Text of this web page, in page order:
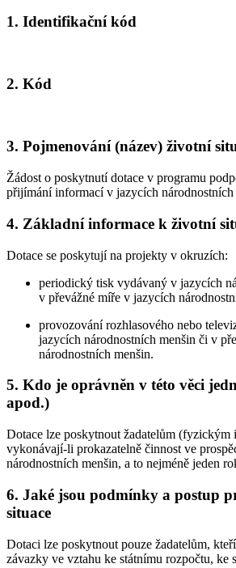
1. Identifikační kód
2. Kód
3. Pojmenování (název) životní
Žádost o poskytnutí dotace v programu
přijímání informací v jazycích národnostních
4. Základní informace k životní
Dotace se poskytují na projekty v okruzích:
periodický tisk vydávaný v jazycích
v převážné míře v jazycích
provozování rozhlasového nebo
jazycích národnostních menšin či v
národnostních menšin.
5. Kdo je oprávněn v této věci
apod.)
Dotace lze poskytnout žadatelům (fyzickým
vykonávají-li prokazatelně činnost ve
národnostních menšin, a to nejméně jeden
6. Jaké jsou podmínky a postup
situace
Dotaci lze poskytnout pouze žadatelům,
závazky ve vztahu ke státnímu rozpočtu, ke